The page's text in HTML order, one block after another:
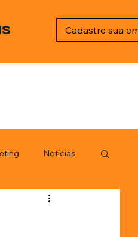
Cadastre sua
Notícias